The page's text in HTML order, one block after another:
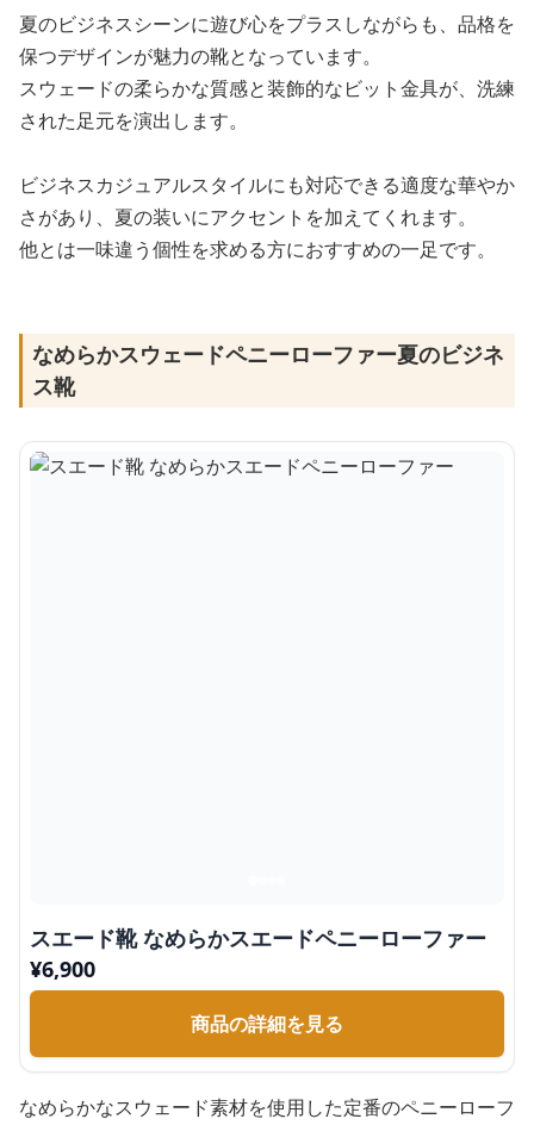
夏のビジネスシーンに遊び心をプラスしながらも、品格を
保つデザインが魅力の靴となっています。
スウェードの柔らかな質感と装飾的なビット金具が、洗練
された足元を演出します。
ビジネスカジュアルスタイルにも対応できる適度な華やか
さがあり、夏の装いにアクセントを加えてくれます。
他とは一味違う個性を求める方におすすめの一足です。
なめらかスウェードペニーローファー夏のビジネ
ス靴
スエード靴 なめらかスエードペニーローファー
¥6,900
商品の詳細を見る
なめらかなスウェード素材を使用した定番のペニーローフ